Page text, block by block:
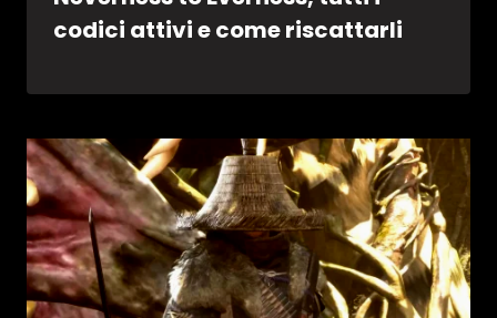
codici attivi e come riscattarli